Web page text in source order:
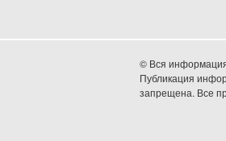
© Вся информация
Публикация
запрещена. Все